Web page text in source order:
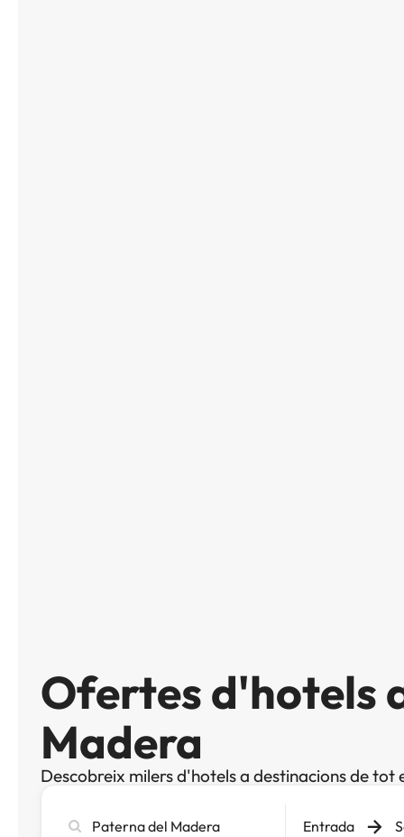
Ofertes d'hotels
Madera
Descobreix milers d'hotels a destinacions de tot
ciutat,
Entrada